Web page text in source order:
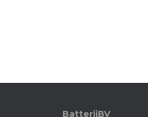
BatterijBV